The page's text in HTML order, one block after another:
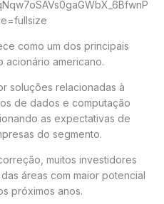
como um dos principais
acionário americano.
soluções relacionadas à
de dados e computação
as expectativas de
do segmento.
muitos investidores
áreas com maior potencial
próximos anos.